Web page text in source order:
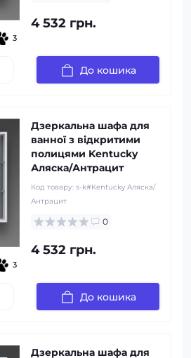
3
4 532 грн.
До кошика
3
Дзеркальна шафа для
ванної з відкритими
полицями Kentucky
Аляска/Антрацит
Код товару: s-k#Kentucky Аляска/
Антрацит
0
4 532 грн.
До кошика
Дзеркальна шафа для